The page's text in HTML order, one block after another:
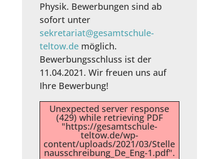
Physik. Bewerbungen sind ab
sofort unter
sekretariat@gesamtschule-
teltow.demöglich.
Bewerbungsschluss ist der
11.04.2021. Wir freuen uns auf
Ihre Bewerbung!
Unexpected server response
(429) while retrieving PDF
"https://gesamtschule-
teltow.de/wp-
content/uploads/2021/03/Stelle
nausschreibung_De_Eng-1.pdf".